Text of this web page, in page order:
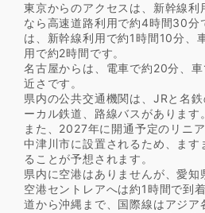
東京からのアクセスは、新幹線利
なら高速道路利用で約4時間30分
は、新幹線利用で約1時間10分、
用で約2時間です。
名古屋からは、電車で約20分、車
近さです。
県内の公共交通機関は、JRと名
ーカル鉄道、路線バスがあります。
また、2027年に開通予定のリニ
中津川市に設置されるため、ます
ることが予想されます。
県内に空港はありませんが、愛知
空港セントレアへは約1時間で到
道から沖縄まで、国際線はアジア